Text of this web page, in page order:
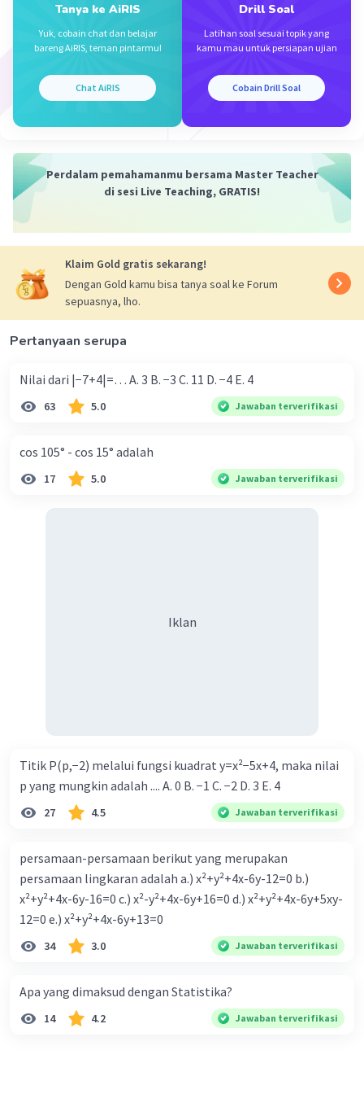
Beri Rating·0.0
11 Desember 2023 22:08
jawabannya D
Tanya ke AiRIS
Yuk, cobain chat dan belajar
bareng AiRIS, teman pintarmu!
Chat AiRIS
Drill Soal
Latihan soal sesuai topik yang
kamu mau untuk persiapan ujian
Cobain Drill Soal
Perdalam pemahamanmu bersama Master Teacher
di sesi Live Teaching, GRATIS!
Klaim Gold gratis sekarang!
Dengan Gold kamu bisa tanya soal ke Forum
sepuasnya, lho.
Pertanyaan serupa
Nilai dari |−7+4|=… A. 3 B. −3 C. 11 D. −4 E. 4
63 5.0 Jawaban terverifikasi
cos 105° - cos 15° adalah
17 5.0 Jawaban terverifikasi
Iklan
Titik P(p,−2) melalui fungsi kuadrat y=x²−5x+4, maka nilai
p yang mungkin adalah .... A. 0 B. −1 C. −2 D. 3 E. 4
27 4.5 Jawaban terverifikasi
persamaan-persamaan berikut yang merupakan
persamaan lingkaran adalah a.) x²+y²+4x-6y-12=0 b.)
x²+y²+4x-6y-16=0 c.) x²-y²+4x-6y+16=0 d.) x²+y²+4x-6y+5xy-
12=0 e.) x²+y²+4x-6y+13=0
34 3.0 Jawaban terverifikasi
Apa yang dimaksud dengan Statistika?
14 4.2 Jawaban terverifikasi